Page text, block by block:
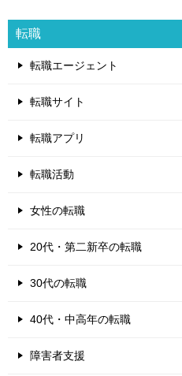
転職
転職エージェント
転職サイト
転職アプリ
転職活動
女性の転職
20代・第二新卒の転職
30代の転職
40代・中高年の転職
障害者支援